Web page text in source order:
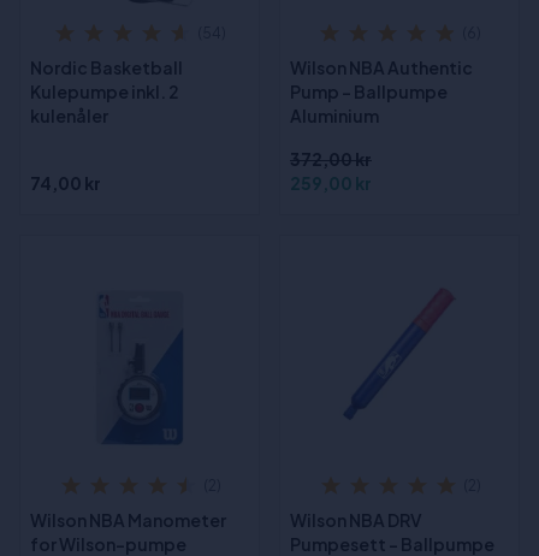
Nordic Basketball
Kulepumpe inkl. 2
kulenåler
74,00 kr
Wilson NBA Authentic
Pump - Ballpumpe
Aluminium
372,00 kr
259,00 kr
Wilson NBA Manometer
for Wilson-pumpe
Wilson NBA DRV
Pumpesett - Ballpumpe